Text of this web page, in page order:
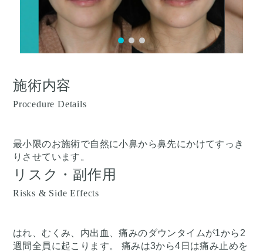
施術内容
Procedure Details
最小限のお施術で自然に小鼻から鼻先にかけてすっき
りさせています。
リスク・副作用
Risks & Side Effects
はれ、むくみ、内出血、痛みのダウンタイムが1から2
週間全員に起こります。 痛みは3から4日は痛み止めを